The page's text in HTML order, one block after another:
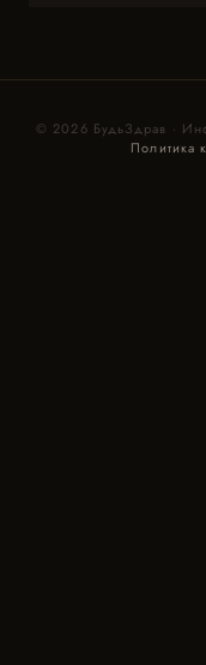
© 2026 БудьЗдрав ·
Политика